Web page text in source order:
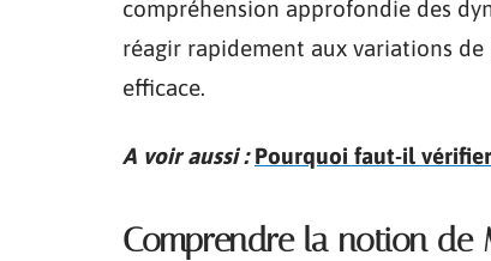
compréhension approfondie des
réagir rapidement aux variations
efficace.
A voir aussi : Pourquoi faut-il
Comprendre la notion de